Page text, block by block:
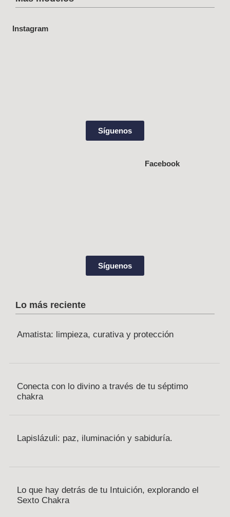
Instagram
Síguenos
Facebook
Síguenos
Lo más reciente
Amatista: limpieza, curativa y protección
Conecta con lo divino a través de tu séptimo
chakra
Lapislázuli: paz, iluminación y sabiduría.
Lo que hay detrás de tu Intuición, explorando el
Sexto Chakra